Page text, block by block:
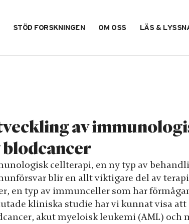
STÖD FORSKNINGEN OM OSS LÄS &
av
blodcancer
cellterapi, en ny typ av
blir en allt viktigare del av
en typ av immunceller som har
kliniska studie har vi kunnat visa
akut myeloisk leukemi (AML) och